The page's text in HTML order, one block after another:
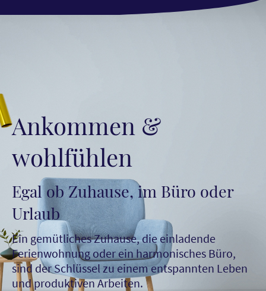
Egal ob Zuhause, im Büro oder
Urlaub
Ankommen &
wohlfühlen
Ein gemütliches Zuhause, die einladende
Ferienwohnung oder ein harmonisches Büro,
sind der Schlüssel zu einem entspannten Leben
und produktiven Arbeiten.